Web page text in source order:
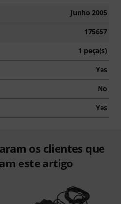
Junho 2005
175657
1 peça(s)
Yes
No
Yes
os clientes que
este artigo